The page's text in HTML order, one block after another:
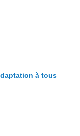
à tous